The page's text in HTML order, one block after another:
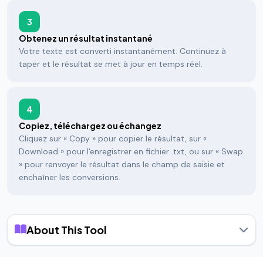
3
Obtenez un résultat instantané
Votre texte est converti instantanément. Continuez à
taper et le résultat se met à jour en temps réel.
4
Copiez, téléchargez ou échangez
Cliquez sur « Copy » pour copier le résultat, sur «
Download » pour l'enregistrer en fichier .txt, ou sur « Swap
» pour renvoyer le résultat dans le champ de saisie et
enchaîner les conversions.
About This Tool